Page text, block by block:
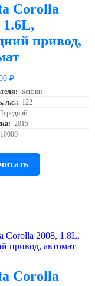
Corolla
1.6L,
привод,
₽
Бензин
л.с.: 122
2015
Corolla